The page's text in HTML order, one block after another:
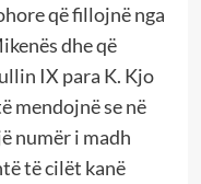
që fillojnë nga
dhe që
IX para K. Kjo
mendojnë se në
numër i madh
të cilët kanë